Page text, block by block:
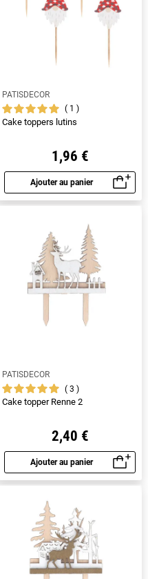
PATISDECOR
1
Cake toppers lutins
1,96 €
Ajouter au panier
Aperçu rapide
PATISDECOR
3
Cake topper Renne 2
2,40 €
Ajouter au panier
Aperçu rapide